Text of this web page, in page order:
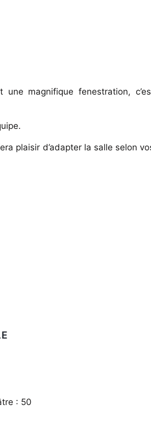
magnifique fenestration,
plaisir d’adapter la salle selon
: 50